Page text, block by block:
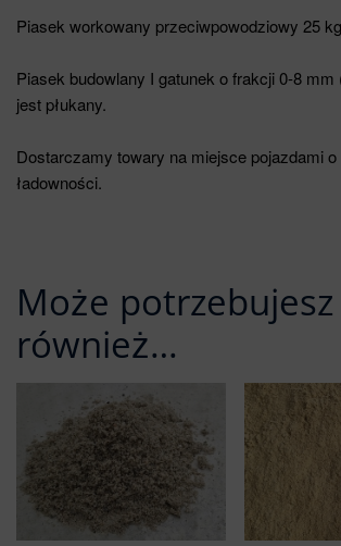
Piasek workowany przeciwpowodziowy 25
Piasek budowlany I gatunek o frakcji 0-8 mm
jest płukany.
Dostarczamy towary na miejsce pojazdami o
ładowności.
Może potrzebujesz
również…